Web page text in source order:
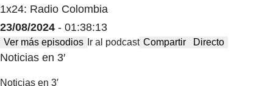
1x24: Radio Colombia
23/08/2024 - 01:38:13
Ver más episodios Ir al podcast Compartir Directo
Noticias en 3′
Noticias en 3′